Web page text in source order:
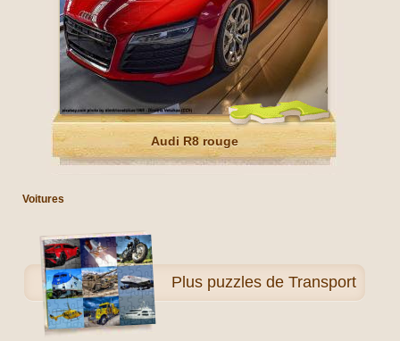
Audi R8 rouge
Voitures
Plus puzzles de Transport